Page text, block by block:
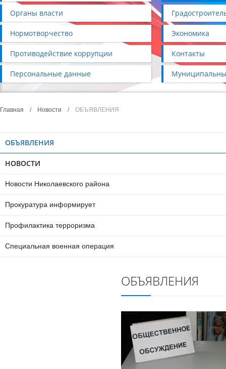
Органы власти
Нормотворчество Экономика
Противодействие коррупции Контакты
Персональные данные
Главная / Новости / ОБЪЯВЛЕНИЯ
ОБЪЯВЛЕНИЯ
НОВОСТИ
Новости Николаевского района
Прокуратура информирует
Профилактика терроризма
Специальная военная операция
ОБЪЯВЛЕНИЯ